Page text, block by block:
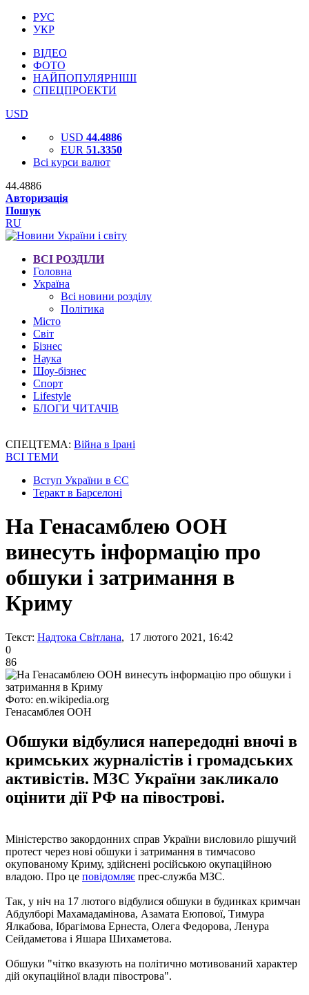
РУС
УКР
ВІДЕО
ФОТО
НАЙПОПУЛЯРНІШІ
СПЕЦПРОЕКТИ
USD
USD 44.4886
EUR 51.3350
Всі курси валют
44.4886
Авторизація
Пошук
RU
ВСІ РОЗДІЛИ
Головна
Україна
Всі новини розділу
Політика
Місто
Світ
Бізнес
Наука
Шоу-бізнес
Спорт
Lifestyle
БЛОГИ ЧИТАЧІВ
СПЕЦТЕМА: Війна в Ірані
ВСІ ТЕМИ
Вступ України в ЄС
Теракт в Барселоні
На Генасамблею ООН
винесуть інформацію про
обшуки і затримання в
Криму
Текст: Надтока Світлана, 17 лютого 2021, 16:42
0
86
Фото: en.wikipedia.org
Генасамблея ООН
Обшуки відбулися напередодні вночі в
кримських журналістів і громадських
активістів. МЗС України закликало
оцінити дії РФ на півострові.
Міністерство закордонних справ України висловило рішучий
протест через нові обшуки і затримання в тимчасово
окупованому Криму, здійснені російською окупаційною
владою. Про це повідомляє прес-служба МЗС.
Так, у ніч на 17 лютого відбулися обшуки в будинках кримчан
Абдулборі Махамадамінова, Азамата Еюпової, Тимура
Ялкабова, Ібрагімова Ернеста, Олега Федорова, Ленура
Сейдаметова і Яшара Шихаметова.
Обшуки "чітко вказують на політично мотивований характер
дій окупаційної влади півострова".